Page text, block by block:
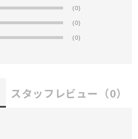
(0)
(0)
(0)
スタッフレビュー （0）